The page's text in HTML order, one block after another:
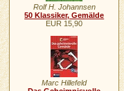
Rolf H. Johannsen
50 Klassiker, Gemälde
EUR 15,90
Marc Hillefeld